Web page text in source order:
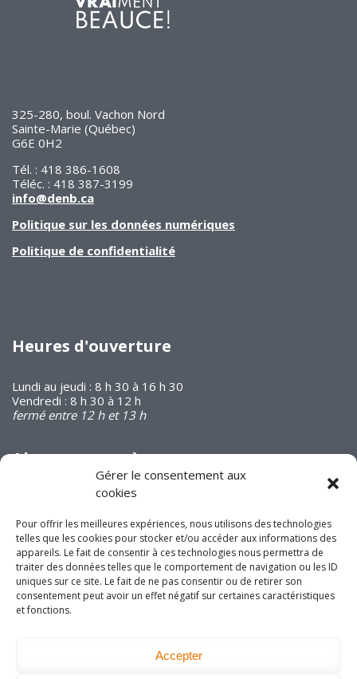
Gérer le consentement aux
cookies
Pour offrir les meilleures expériences, nous utilisons des technologies
telles que les cookies pour stocker et/ou accéder aux informations des
appareils. Le fait de consentir à ces technologies nous permettra de
traiter des données telles que le comportement de navigation ou les ID
uniques sur ce site. Le fait de ne pas consentir ou de retirer son
consentement peut avoir un effet négatif sur certaines caractéristiques
et fonctions.
Accepter
325-280, boul. Vachon Nord
Sainte-Marie (Québec)
G6E 0H2
Tél. : 418 386-1608
Téléc. : 418 387-3199
info@denb.ca
Politique sur les données numériques
Politique de confidentialité
Heures d'ouverture
Lundi au jeudi : 8 h 30 à 16 h 30
Vendredi : 8 h 30 à 12 h
fermé entre 12 h et 13 h
Abonnez-vous à
notre infolettre
Joignez-vous à nous
sur les réseaux
sociaux!